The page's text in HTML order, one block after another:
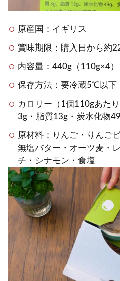
原産国：イギリス
賞味期限：購入日から約
内容量：440g（110g×4）
保存方法：要冷蔵5℃以下
カロリー（1個110gあた
3g・脂質13g・炭水化物
原材料：りんご・りんご
無塩バター・オーツ麦・
チ・シナモン・食塩